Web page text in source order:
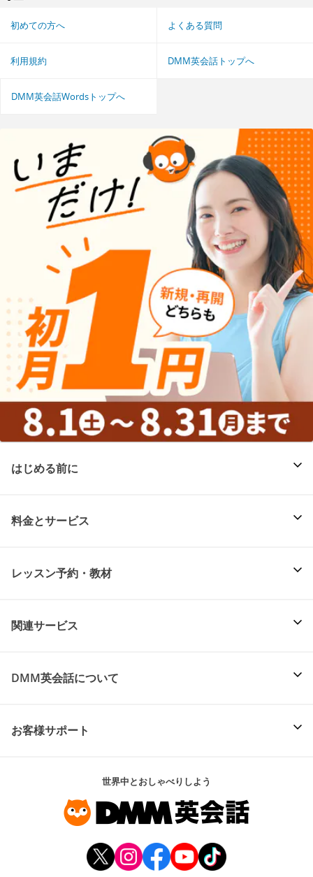
初めての方へ よくある質問
利用規約 DMM英会話トップへ
DMM英会話Wordsトップへ
はじめる前に
料金とサービス
レッスン予約・教材
関連サービス
DMM英会話について
お客様サポート
世界中とおしゃべりしよう